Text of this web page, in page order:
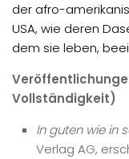
der afro-
USA, wie deren
dem sie leben,
Vollständigkeit)
In guten wie in
Verlag AG,